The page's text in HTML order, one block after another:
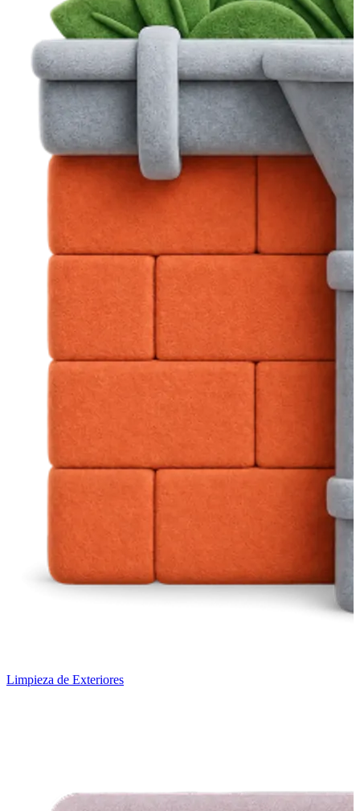
Limpieza de Exteriores